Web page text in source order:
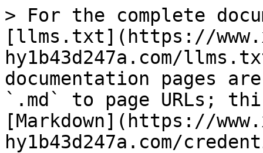
> For the complete
[llms.txt](https://
hy1b43d247a.com/
documentation pages
`.md` to page URLs;
[Markdown](https://
hy1b43d247a.com/